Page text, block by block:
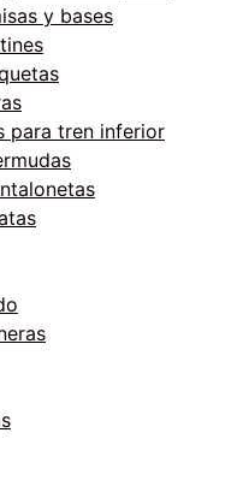
y bases
para tren inferior